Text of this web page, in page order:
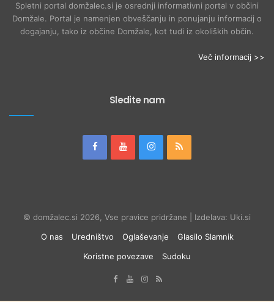
Spletni portal domžalec.si je osrednji informativni portal v občini
Domžale. Portal je namenjen obveščanju in ponujanju informacij o
dogajanju, tako iz občine Domžale, kot tudi iz okoliških občin.
Več informacij >>
Sledite nam
© domžalec.si 2026, Vse pravice pridržane | Izdelava: Uki.si
O nas
Uredništvo Oglaševanje
Glasilo Slamnik
Koristne povezave
Sudoku